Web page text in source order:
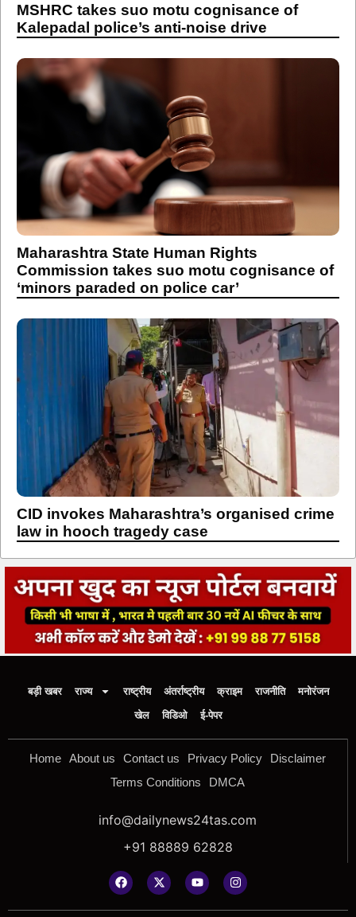
MSHRC takes suo motu cognisance of
Kalepadal police’s anti-noise drive
Maharashtra State Human Rights
Commission takes suo motu cognisance of
‘minors paraded on police car’
CID invokes Maharashtra’s organised crime
law in hooch tragedy case
बड़ी खबर राज्य राष्ट्रीय अंतर्राष्ट्रीय क्राइम राजनीति
मनोरंजन
खेल
विडिओ ई-पेपर
Home About us Contact us Privacy Policy
Disclaimer
Terms Conditions
DMCA
info@dailynews24tas.com
+91 88889 62828